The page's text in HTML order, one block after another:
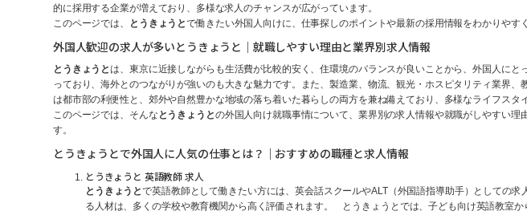
的に採用する企業が増えており、多様な求人のチャンスが広がっています。
このページでは、
とうきょうとで働きたい外国人向けに、仕事探しのポイントや最新の採用情報をわかりやす
外国人歓迎の求人が多いとうきょうと｜就職しやすい理由と業界別求人情報
とうきょうとは、東京に近接しながらも生活費が比較的安く、住環境のバランスが良いことから、外国人に
っており、海外とのつながりが強いのも大きな魅力です。また、製造業、物流、観光・ホスピタリティ業界
は都市部の利便性と、郊外や自然豊かな地域の落ち着いた暮らしの両方を兼ね備えており、多様なライフスタ
このページでは、そんな とうきょうとの外国人向け就職事情について、業界別の求人情報や就職がしやすい
す。
とうきょうとで外国人に人気の仕事とは？｜おすすめの職種と求人情報
とうきょうと 英語教師 求人
とうきょうとで英語教師として働きたい方には、英会話スクールやALT（外国語指導助手）としての
る人材は、多くの学校や教育機関から高く評価されます。 とうきょうとでは、子ども向け英語教室